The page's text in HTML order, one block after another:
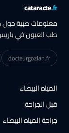
cataracte
معلومات طبية حول مرض
طب العيون في باريس.
docteurgozlan.fr
المياه البيضاء
قبل الجراحة
جراحة المياه البيضاء